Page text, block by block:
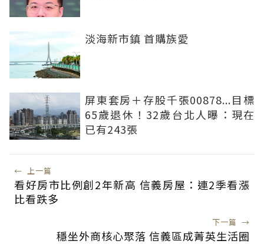
淡海新市鎮 首購族愛
屏東套房＋存股千張00878...目標
65歲退休！32歲台北人曝：現在
已有243張
← 上一篇
看好房市比例創2年新高 信義房屋：連2季看漲
比看跌多
下一篇 →
穩坐外商核心聚落 信義區成菁英生活圈